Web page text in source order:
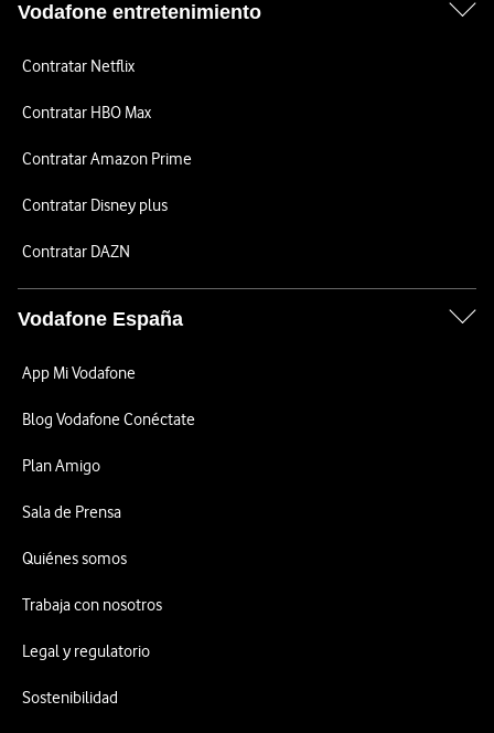
Vodafone entretenimiento
Contratar Netflix
Contratar HBO Max
Contratar Amazon Prime
Contratar Disney plus
Contratar DAZN
Vodafone España
App Mi Vodafone
Blog Vodafone Conéctate
Plan Amigo
Sala de Prensa
Quiénes somos
Trabaja con nosotros
Legal y regulatorio
Sostenibilidad